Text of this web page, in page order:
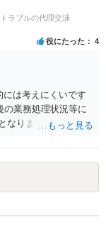
に立つことはできま
れないはずの事
は一つの手です。
→一般論としては可
られた後に動くこ
ラブルの代理交渉
役にたった 4
には考えにくいです
の業務処理状況等に
なりますが、参考に